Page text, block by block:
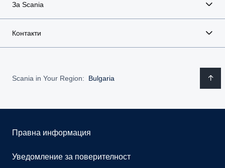
За Scania
Контакти
Scania in Your Region: Bulgaria
Правна информация
Уведомление за поверителност